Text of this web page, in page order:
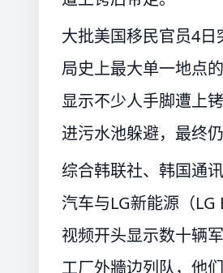
大批美国移民官员4
局史上最大单一地点
显示不少人手脚遭上
进污水池躲避，最终仍
综合韩联社、韩国通
汽车与LG新能源（
视频开头显示数十辆
工厂外牆边列队，他